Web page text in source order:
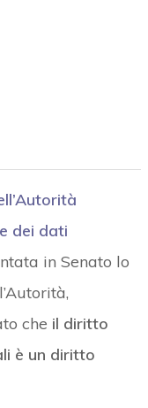
dei dati
in Senato lo
che il diritto
è un diritto